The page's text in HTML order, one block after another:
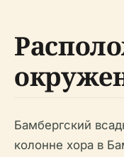
Бамбергский
колонне хора в